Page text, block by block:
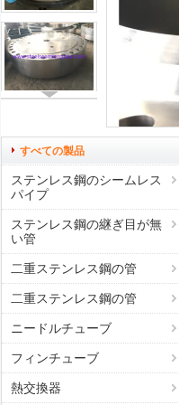
すべての製品
ステンレス鋼のシームレス
パイプ
ステンレス鋼の継ぎ目が無
い管
二重ステンレス鋼の管
二重ステンレス鋼の管
ニードルチューブ
フィンチューブ
熱交換器